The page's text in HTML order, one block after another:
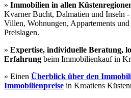
» Immobilien in allen
Kvarner Bucht, Dalmatien und Inseln -
Villen, Wohnungen, Appartements
Preislagen.
» Expertise, individuelle Beratung,
Erfahrung beim Immobilienkauf in
» Einen Überblick über den
Immobilienpreise in Kroatiens